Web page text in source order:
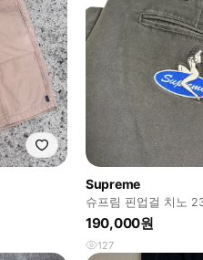
Supreme
슈프림 핀업걸 치노
190,000원
127